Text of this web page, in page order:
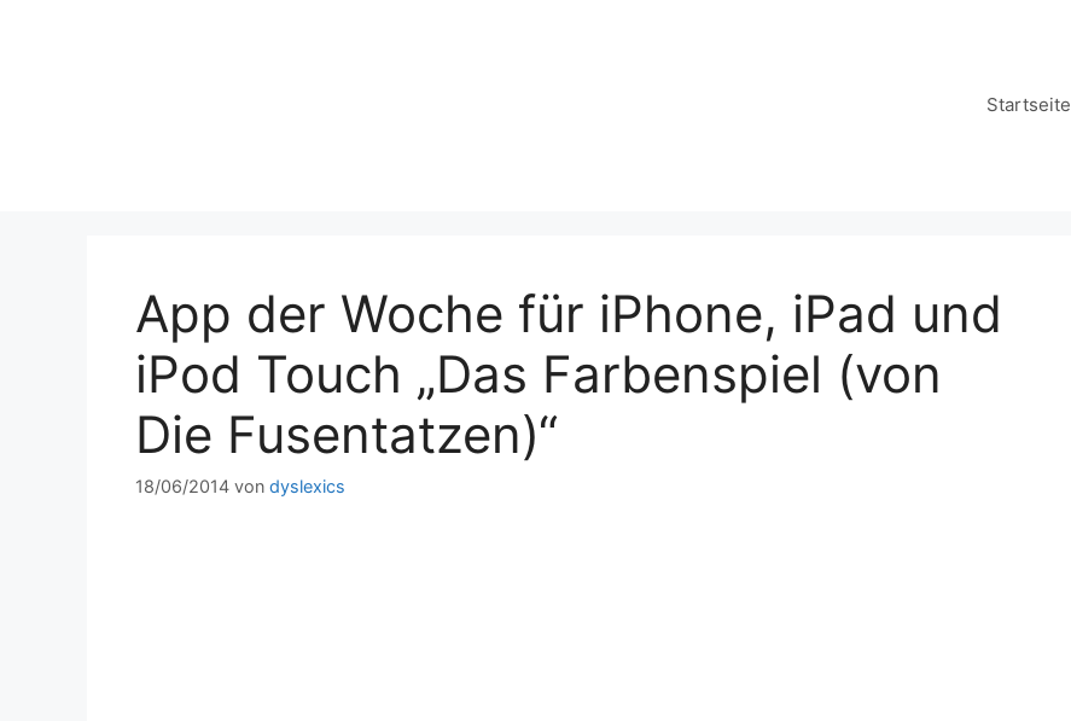
Startseite
App der Woche für iPhone, iPad und
iPod Touch „Das Farbenspiel (von
Die Fusentatzen)“
18/06/2014 von dyslexics